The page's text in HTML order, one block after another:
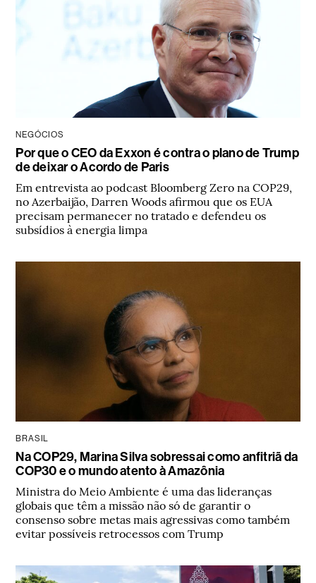
NEGÓCIOS
Por que o CEO da Exxon é contra o plano de Trump
de deixar o Acordo de Paris
Em entrevista ao podcast Bloomberg Zero na COP29,
no Azerbaijão, Darren Woods afirmou que os EUA
precisam permanecer no tratado e defendeu os
subsídios à energia limpa
BRASIL
Na COP29, Marina Silva sobressai como anfitriã da
COP30 e o mundo atento à Amazônia
Ministra do Meio Ambiente é uma das lideranças
globais que têm a missão não só de garantir o
consenso sobre metas mais agressivas como também
evitar possíveis retrocessos com Trump